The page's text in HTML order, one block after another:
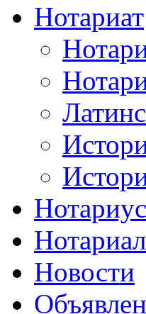
Нотариат
Новости